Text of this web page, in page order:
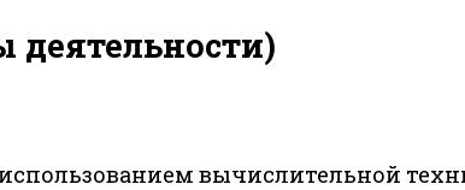
деятельности)
использованием вычислительной